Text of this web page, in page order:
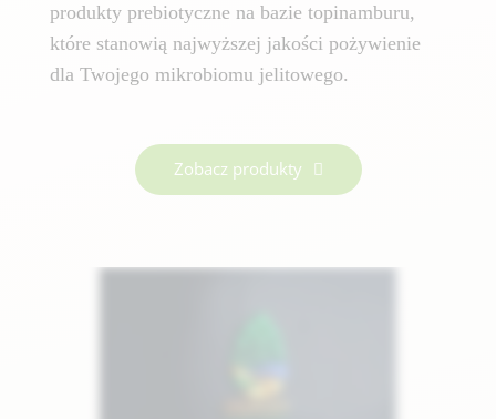
produkty prebiotyczne na bazie topinamburu,
które stanowią najwyższej jakości pożywienie
dla Twojego mikrobiomu jelitowego.
Zobacz produkty